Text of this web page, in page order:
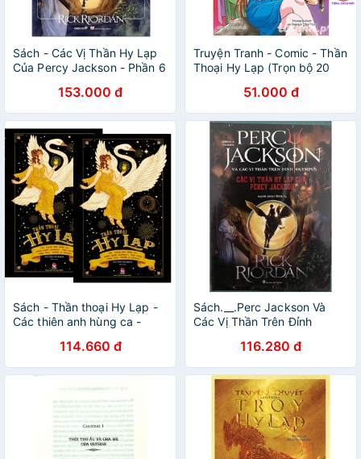
Sách - Các Vị Thần Hy Lạp
Của Percy Jackson - Phần 6
153.000 đ
Truyện Tranh - Comic - Thần
Thoại Hy Lạp (Trọn bộ 20
NXB Kim Đồng51.000 đ
Sách - Thần thoại Hy Lạp -
Các thiên anh hùng ca -
chiến thành Troy, trường ca
Odyssey
114.660 đ
Sách.__.Perc Jackson Và
Các Vị Thần Trên Đỉnh
Lạp Của Percy Jackson
116.280 đ